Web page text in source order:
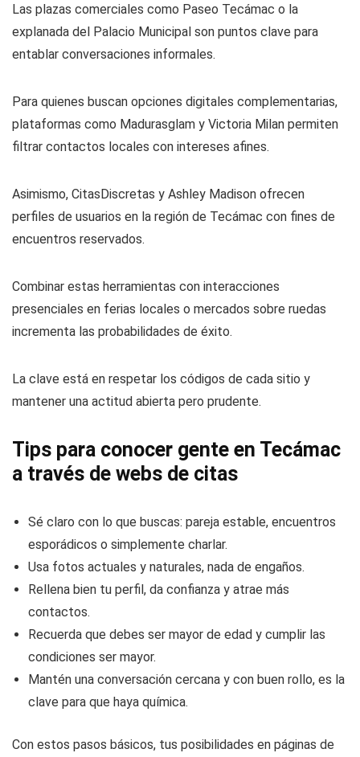
Las plazas comerciales como Paseo Tecámac o la
explanada del Palacio Municipal son puntos clave para
entablar conversaciones informales.
Para quienes buscan opciones digitales complementarias,
plataformas como Madurasglam y Victoria Milan permiten
filtrar contactos locales con intereses afines.
Asimismo, CitasDiscretas y Ashley Madison ofrecen
perfiles de usuarios en la región de Tecámac con fines de
encuentros reservados.
Combinar estas herramientas con interacciones
presenciales en ferias locales o mercados sobre ruedas
incrementa las probabilidades de éxito.
La clave está en respetar los códigos de cada sitio y
mantener una actitud abierta pero prudente.
Tips para conocer gente en Tecámac
a través de webs de citas
Sé claro con lo que buscas: pareja estable, encuentros
esporádicos o simplemente charlar.
Usa fotos actuales y naturales, nada de engaños.
Rellena bien tu perfil, da confianza y atrae más
contactos.
Recuerda que debes ser mayor de edad y cumplir las
condiciones ser mayor.
Mantén una conversación cercana y con buen rollo, es la
clave para que haya química.
Con estos pasos básicos, tus posibilidades en páginas de